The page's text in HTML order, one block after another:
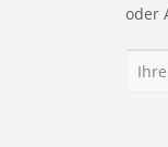
oder